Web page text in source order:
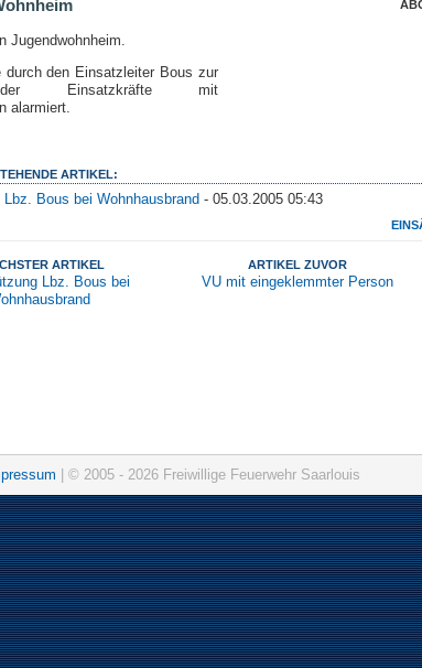
Jugendwohnheim.
durch den Einsatzleiter Bous zur
der Einsatzkräfte mit
alarmiert.
ARTIKEL:
Bous bei Wohnhausbrand - 05.03.2005 05:43
ARTIKEL ZUVOR
VU mit eingeklemmter Person
ARTIKEL
Lbz. Bous bei
| © 2005 - 2026 Freiwillige Feuerwehr Saarlouis